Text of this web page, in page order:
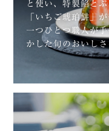
と使い、特製餡と
「いちご琥珀餅」
一つひとつ職人が
かした旬のおいし